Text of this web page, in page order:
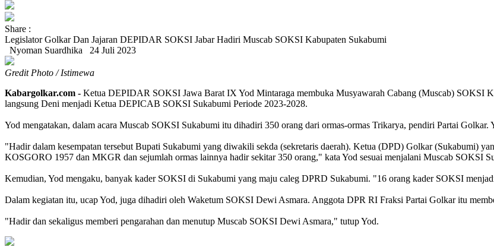
Share :
Legislator Golkar Dan Jajaran DEPIDAR SOKSI Jabar Hadiri Muscab SOKSI Kabupaten Sukabumi
Nyoman Suardhika
24 Juli 2023
Gredit Photo / Istimewa
Kabargolkar.com - Ketua DEPIDAR SOKSI Jawa Barat IX Yod Mintaraga membuka Musyawarah Cabang (Muscab) SOKSI
langsung Deni menjadi Ketua DEPICAB SOKSI Sukabumi Periode 2023-2028.
Yod mengatakan, dalam acara Muscab SOKSI Sukabumi itu dihadiri 350 orang dari ormas-ormas Trikarya, pendiri Partai
"Hadir dalam kesempatan tersebut Bupati Sukabumi yang diwakili sekda (sekretaris daerah). Ketua (DPD) Golkar (Sukabumi)
KOSGORO 1957 dan MKGR dan sejumlah ormas lainnya hadir sekitar 350 orang," kata Yod sesuai menjalani Muscab SOKSI
Kemudian, Yod mengaku, banyak kader SOKSI di Sukabumi yang maju caleg DPRD Sukabumi. "16 orang kader SOKSI
Dalam kegiatan itu, ucap Yod, juga dihadiri oleh Waketum SOKSI Dewi Asmara. Anggota DPR RI Fraksi Partai Golkar itu
"Hadir dan sekaligus memberi pengarahan dan menutup Muscab SOKSI Dewi Asmara," tutup Yod.